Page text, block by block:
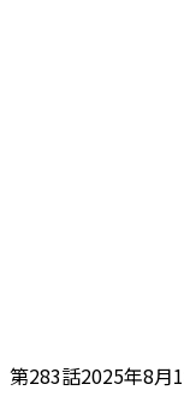
第283話2025年8月